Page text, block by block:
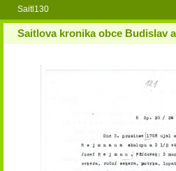
Saitl130
Saitlova kronika obce Budislav